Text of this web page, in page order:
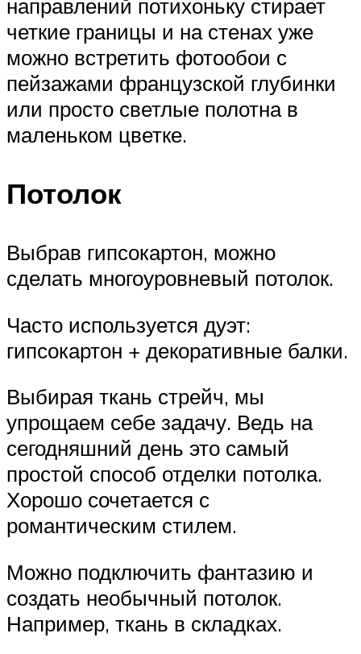
направлений потихоньку стирает
четкие границы и на стенах уже
можно встретить фотообои с
пейзажами французской глубинки
или просто светлые полотна в
маленьком цветке.
Потолок
Выбрав гипсокартон, можно
сделать многоуровневый потолок.
Часто используется дуэт:
гипсокартон + декоративные балки.
Выбирая ткань стрейч, мы
упрощаем себе задачу. Ведь на
сегодняшний день это самый
простой способ отделки потолка.
Хорошо сочетается с
романтическим стилем.
Можно подключить фантазию и
создать необычный потолок.
Например, ткань в складках.